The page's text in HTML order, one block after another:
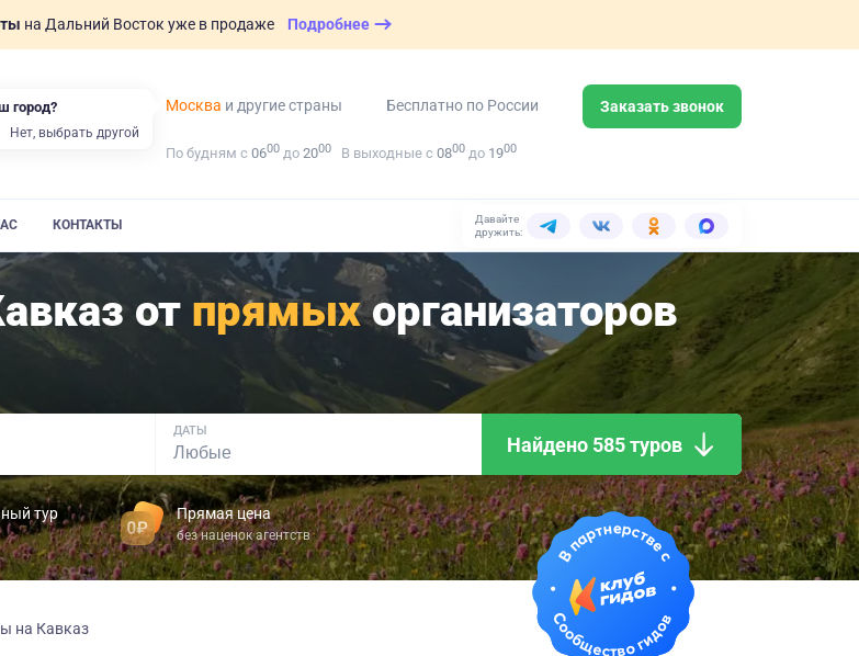
на Дальний Восток уже в продаже Подробнее
Москва и другие страны Бесплатно по России Заказать звонок
По будням с 0600 до 2000 В выходные с 0800 до 1900
КОНТАКТЫ
Давайте
дружить:
от прямыхорганизаторов
ДАТЫ
Найдено 585 туров
тур Прямая цена
без наценок агентств
на Кавказ
город?
Нет, выбрать другой